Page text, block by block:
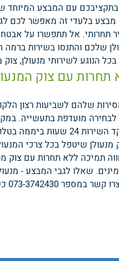
עם המבצע המיוחד
בלבד. מבצע בלעדי זה מאפשר לכם
תחרותי. אל תתפשרו על
שלכם והתנסו בשירות ברמה
תחרות עם צוק
בכל הנוגע לשירותי מנעולן, צוק
שלהם לשביעות רצון
לבחירה מועדפת בתעשייה.
צוק מנעולן שיטפל בכל צרכי
תמיכה ללא תחרות עם צוק
ש"ח,